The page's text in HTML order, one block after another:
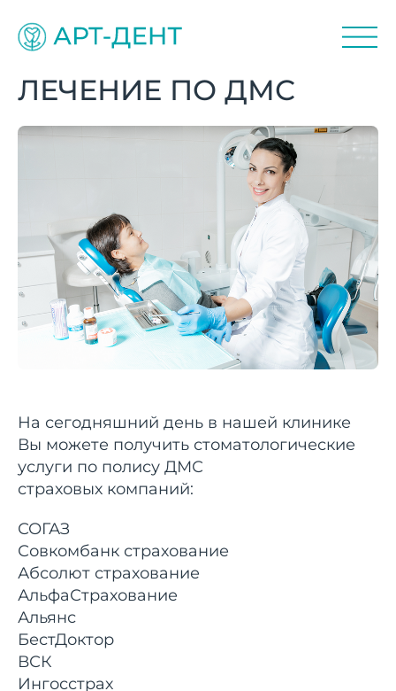
ЛЕЧЕНИЕ ПО ДМС
На сегодняшний день в нашей клинике
Вы можете получить стоматологические
услуги по полису ДМС
страховых компаний:
СОГАЗ
Совкомбанк страхование
Абсолют страхование
АльфаСтрахование
Альянс
БестДоктор
ВСК
Ингосстрах